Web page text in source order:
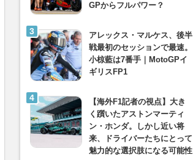
GPからフルパワー？
アレックス・マルケス、後半
戦最初のセッションで最速。
小椋藍は7番手｜MotoGPイ
ギリスFP1
【海外F1記者の視点】大き
く躓いたアストンマーティ
ン・ホンダ。しかし近い将
来、ドライバーたちにとって
魅力的な選択肢になる可能性